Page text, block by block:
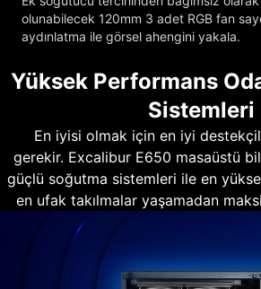
olunabilecek 120mm 3 adet RGB fan
aydınlatma ile görsel ahengini yakala.
Yüksek Performans
Sistemleri
En iyisi olmak için en iyi
gerekir. Excalibur E650 masaüstü
güçlü soğutma sistemleri ile en
en ufak takılmalar yaşamadan